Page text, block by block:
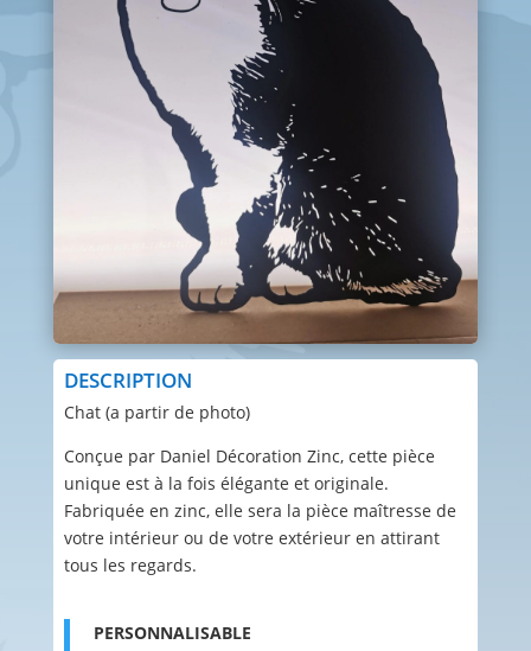
DESCRIPTION
Chat (a partir de photo)
Conçue par Daniel Décoration Zinc, cette pièce
unique est à la fois élégante et originale.
Fabriquée en zinc, elle sera la pièce maîtresse de
votre intérieur ou de votre extérieur en attirant
tous les regards.
PERSONNALISABLE